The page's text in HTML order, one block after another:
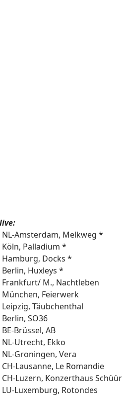
NL-Amsterdam, Melkweg *
Köln, Palladium *
Hamburg, Docks *
Berlin, Huxleys *
Frankfurt/ M., Nachtleben
München, Feierwerk
Leipzig, Täubchenthal
SO36
Brüssel, AB
NL-Utrecht, Ekko
NL-Groningen, Vera
CH-Lausanne, Le Romandie
CH-Luzern, Konzerthaus Schüür
LU-Luxemburg, Rotondes